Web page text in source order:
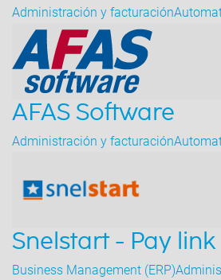
Administración y facturación
AFAS Software
Administración y facturación
Snelstart - Pay link
Business Management (ERP)